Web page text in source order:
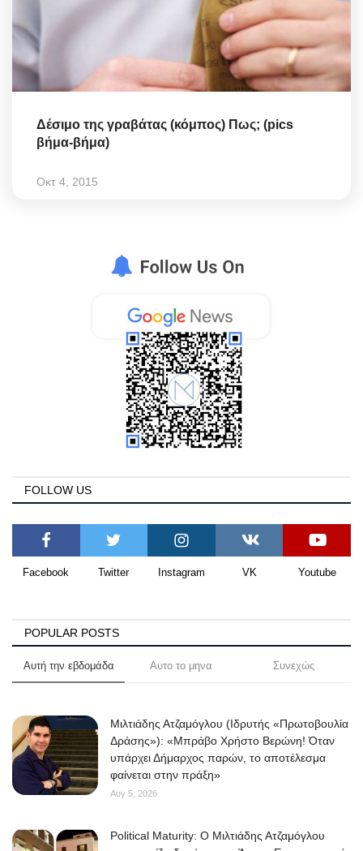
Δέσιμο της γραβάτας (κόμπος) Πως; (pics
βήμα-βήμα)
Οκτ 4, 2015
FOLLOW US
Facebook Twitter Instagram VK Youtube
POPULAR POSTS
Αυτή την εβδομάδα Αυτο το μηνα Συνεχώς
Μιλτιάδης Ατζαμόγλου (Ιδρυτής «Πρωτοβουλία
Δράσης»): «Μπράβο Χρήστο Βερώνη! Όταν
υπάρχει Δήμαρχος παρών, το αποτέλεσμα
φαίνεται στην πράξη»
Αυγ 5, 2026
Political Maturity: Ο Μιλτιάδης Ατζαμόγλου